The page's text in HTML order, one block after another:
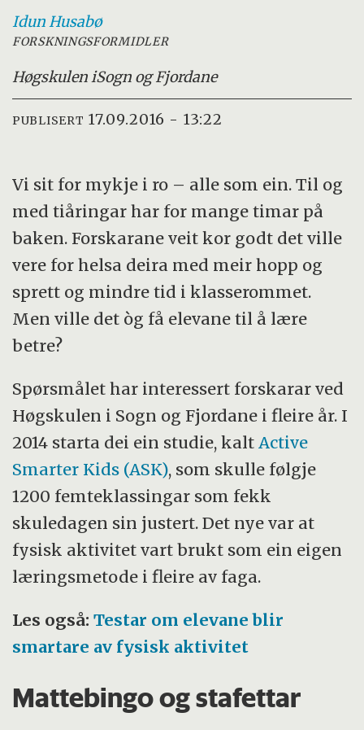
IdunHusabø
FORSKNINGSFORMIDLER
Høgskulen iSogn og Fjordane
PUBLISERT 17.09.2016 - 13:22
Vi sit for mykje i ro – alle som ein. Til og
med tiåringar har for mange timar på
baken. Forskarane veit kor godt det ville
vere for helsa deira med meir hopp og
sprett og mindre tid i klasserommet.
Men ville det òg få elevane til å lære
betre?
Spørsmålet har interessert forskarar ved
Høgskulen i Sogn og Fjordane i fleire år. I
2014 starta dei ein studie, kaltActive
Smarter Kids (ASK), som skulle følgje
1200 femteklassingar som fekk
skuledagen sin justert. Det nye var at
fysisk aktivitet vart brukt som ein eigen
læringsmetode i fleire av faga.
Les også:Testar om elevane blir
smartare av fysisk aktivitet
Mattebingo og stafettar